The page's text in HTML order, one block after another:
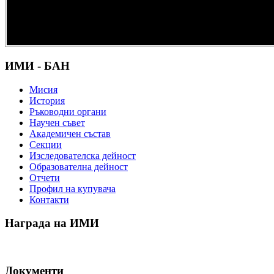
наследство” -
DiPP2017
ИМИ - БАН
Мисия
История
Ръководни органи
Научен съвет
Академичен състав
Секции
Изследователска дейност
Образователна дейност
Отчети
Профил на купувача
Контакти
Награда на ИМИ
Документи